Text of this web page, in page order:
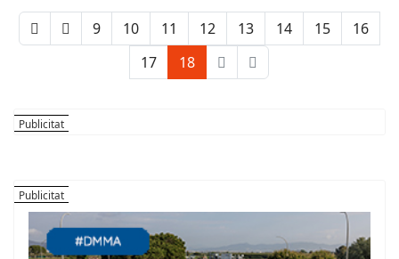
9 10 11 12 13 14 15
16
17
18